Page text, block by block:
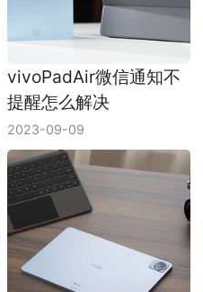
vivoPadAir微信通知不
提醒怎么解决
2023-09-09